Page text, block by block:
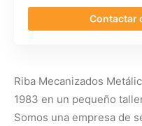
Contactar
Riba Mecanizados
1983 en un pequeño
Somos una empresa de